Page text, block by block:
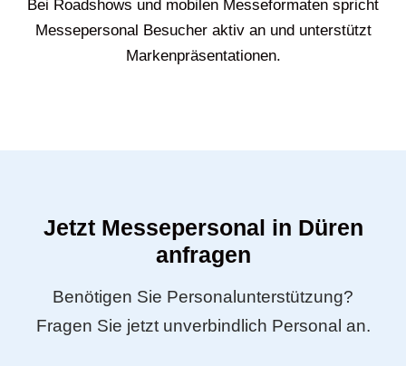
Bei Roadshows und mobilen Messeformaten spricht
Messepersonal Besucher aktiv an und unterstützt
Markenpräsentationen.
Jetzt Messepersonal in Düren
anfragen
Benötigen Sie Personalunterstützung?
Fragen Sie jetzt unverbindlich Personal an.